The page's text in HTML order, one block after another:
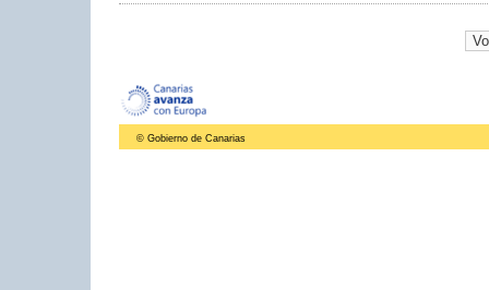
© Gobierno de Canarias